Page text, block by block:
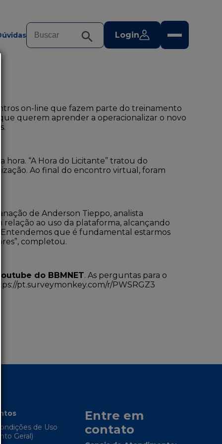
Login
on-line que fazem parte do treinamento
querem aprender a operacionalizar o novo
“A Hora do Licitante” tratou do
Ao final do encontro virtual, foram
de Anderson Tieppo, analista
relação ao uso da plataforma, alcançando
que é fundamental estarmos
completou.
Youtube do BBMNET. As perguntas para o
pt.surveymonkey.com/r/PWSRGZ3
de Uso
Geral)
Entre em
contato